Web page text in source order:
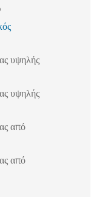
υψηλής
υψηλής
από
από